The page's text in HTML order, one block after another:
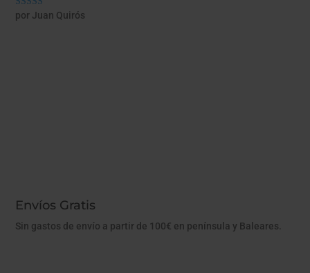
Valorado con
por Juan Quirós
Envíos Gratis
Sin gastos de envío a partir de 100€ en península y Baleares.